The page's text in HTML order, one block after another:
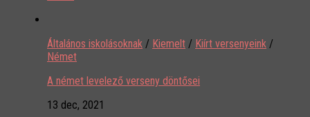
Általános iskolásoknak / Kiemelt / Kiírt versenyeink /
Német
A német levelező verseny döntősei
13 dec, 2021